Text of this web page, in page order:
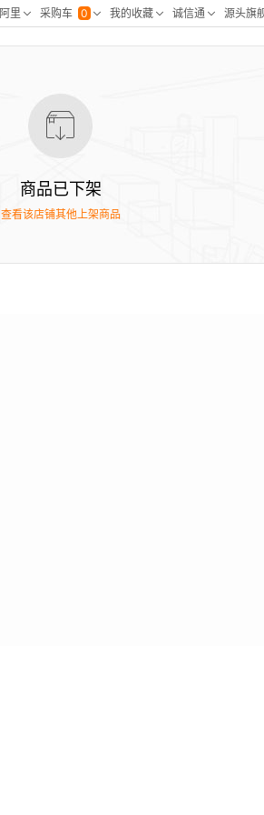
商品已下架
查看该店铺其他上架商品